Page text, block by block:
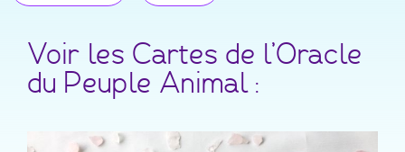
Voir les Cartes de l’Oracle
du Peuple Animal :